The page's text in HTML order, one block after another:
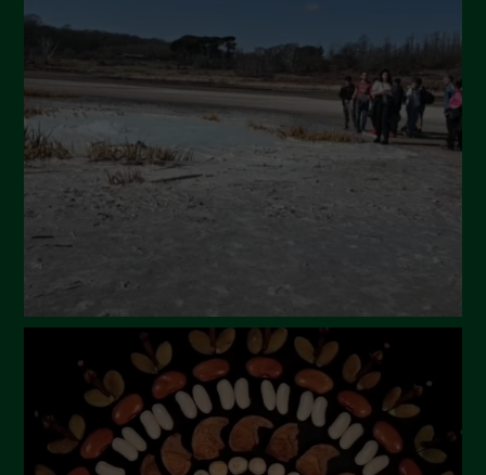
Settembre 2024
Luglio 2024
Maggio 2024
Aprile 2024
Marzo 2024
Febbraio 2024
Ottobre 2023
Settembre 2023
Agosto 2023